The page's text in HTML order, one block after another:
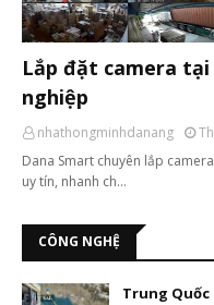
Lắp đặt camera
nghiệp
nhathongminhdanang
Dana Smart chuyên lắp
uy tín, nhanh ch…
CÔNG NGHỆ
Trung